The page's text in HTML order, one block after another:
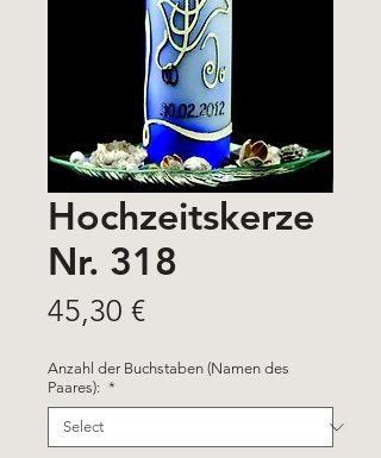
Hochzeitskerze
Nr. 318
45,30 €Price
Anzahl der Buchstaben (Namen des
Paares): *